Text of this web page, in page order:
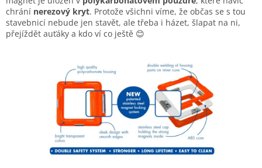
chrání nerezový kryt. Protože všichni víme, že občas se s tou
stavebnicí nebude jen stavět, ale třeba i házet, šlapat na ni,
přejíždět auťáky a kdo ví co ještě 😊